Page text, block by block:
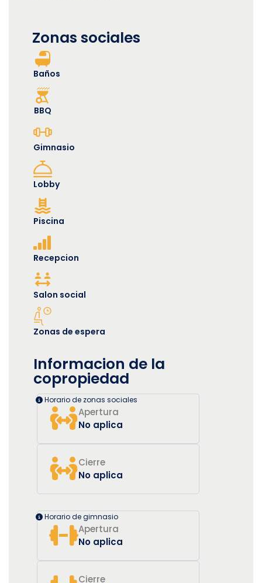
Zonas sociales
Baños
BBQ
Gimnasio
Lobby
Piscina
Recepcion
Salon social
Zonas de espera
Informacion de la
copropiedad
Horario de zonas sociales
Apertura
No aplica
Cierre
No aplica
Horario de gimnasio
Apertura
No aplica
Cierre